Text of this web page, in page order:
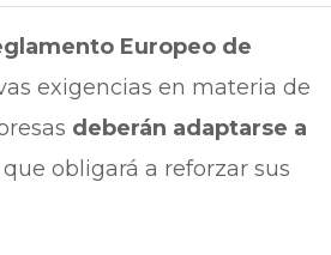
Europeo de
exigencias en materia de
deberán adaptarse a
que obligará a reforzar sus